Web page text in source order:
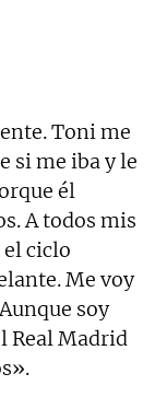
Toni me
si me iba y le
él
A todos mis
el ciclo
Me voy
soy
Real Madrid